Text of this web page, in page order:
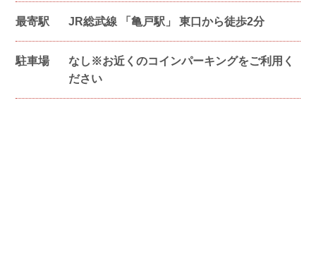
最寄駅 JR総武線 「亀戸駅」 東口から徒歩2分
駐車場
なし※お近くのコインパーキングをご利用く
ださい